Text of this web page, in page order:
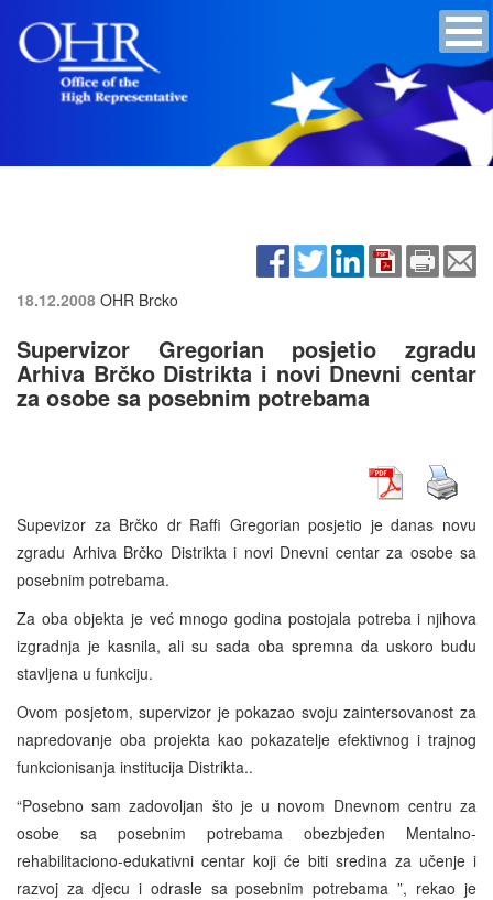
18.12.2008 OHR Brcko
Supervizor Gregorian posjetio zgradu
Arhiva Brčko Distrikta i novi Dnevni centar
za osobe sa posebnim potrebama
Supevizor za Brčko dr Raffi Gregorian posjetio je danas novu
zgradu Arhiva Brčko Distrikta i novi Dnevni centar za osobe sa
posebnim potrebama.
Za oba objekta je već mnogo godina postojala potreba i njihova
izgradnja je kasnila, ali su sada oba spremna da uskoro budu
stavljena u funkciju.
Ovom posjetom, supervizor je pokazao svoju zaintersovanost za
napredovanje oba projekta kao pokazatelje efektivnog i trajnog
funkcionisanja institucija Distrikta..
“Posebno sam zadovoljan što je u novom Dnevnom centru za
osobe sa posebnim potrebama obezbjeđen Mentalno-
rehabilitaciono-edukativni centar koji će biti sredina za učenje i
razvoj za djecu i odrasle sa posebnim potrebama ”, rekao je